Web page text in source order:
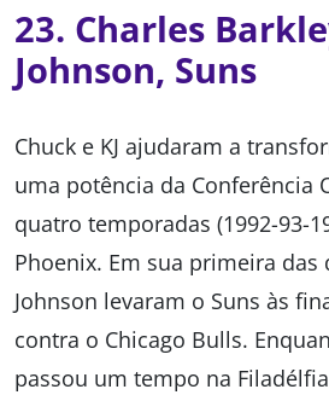
23. Charles
Johnson, Suns
Chuck e KJ ajudaram a
uma potência da Conferência
quatro temporadas (1992-93-
Phoenix. Em sua primeira das
Johnson levaram o Suns às
contra o Chicago Bulls.
passou um tempo na